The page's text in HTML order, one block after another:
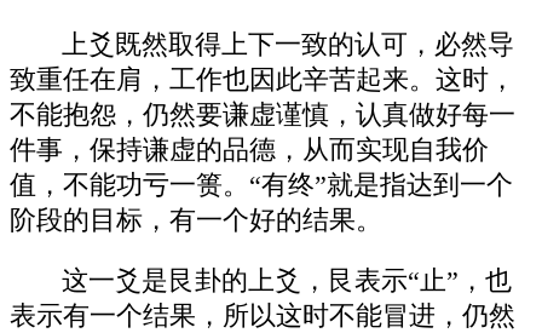
上爻既然取得上下一致的认可，必然导
致重任在肩，工作也因此辛苦起来。这时，
不能抱怨，仍然要谦虚谨慎，认真做好每一
件事，保持谦虚的品德，从而实现自我价
值，不能功亏一篑。“有终”就是指达到一个
阶段的目标，有一个好的结果。
这一爻是艮卦的上爻，艮表示“止”，也
表示有一个结果，所以这时不能冒进，仍然